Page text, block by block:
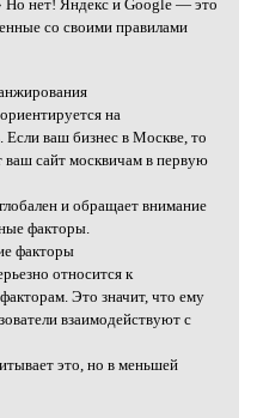
Но нет! Яндекс и Google — это
со своими правилами
на
Если ваш бизнес в Москве, то
ваш сайт москвичам в первую
и обращает внимание
факторы.
факторы
относится к
Это значит, что ему
взаимодействуют с
это, но в меньшей